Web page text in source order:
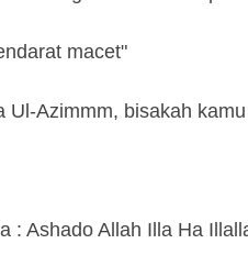
macet"
Ul-Azimmm, bisakah
: Ashado Allah Illa Ha